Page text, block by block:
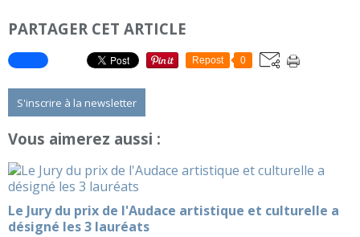
PARTAGER CET ARTICLE
Repost 0
S'inscrire à la newsletter
Vous aimerez aussi :
Le Jury du prix de l'Audace artistique et culturelle a
désigné les 3 lauréats